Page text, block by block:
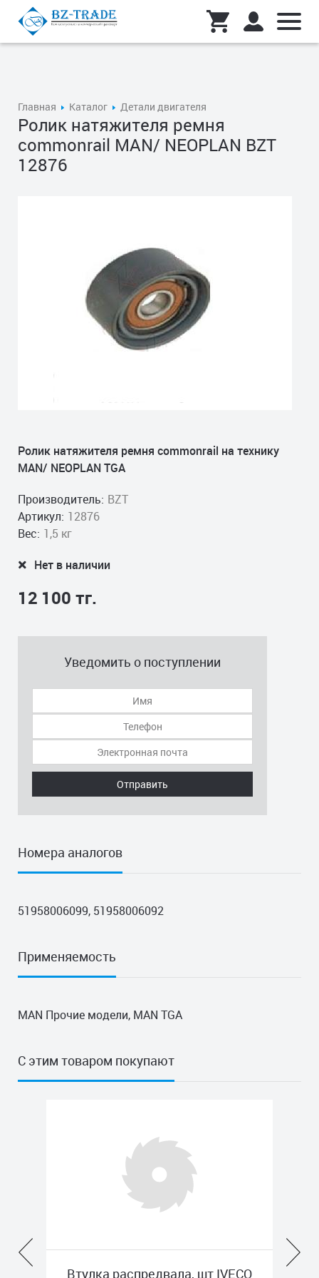
Главная Каталог Детали двигателя
Ролик натяжителя ремня
commonrail MAN/ NEOPLAN BZT
12876
Ролик натяжителя ремня commonrail на технику
MAN/ NEOPLAN TGA
Производитель: BZT
Артикул: 12876
Вес: 1,5 кг
Нет в наличии
12 100 тг.
Уведомить о поступлении
Отправить
Номера аналогов
51958006099, 51958006092
Применяемость
MAN Прочие модели, MAN TGA
С этим товаром покупают
шт IVECO
Натяжитель ремня